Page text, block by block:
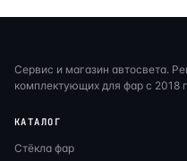
Сервис и магазин автосвета.
комплектующих для фар с 2018
КАТАЛОГ
Стёкла фар